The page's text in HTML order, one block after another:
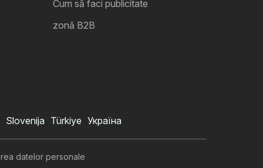
Cum să faci publicitate
zonă B2B
Slovenija Türkiye Україна
datelor personale